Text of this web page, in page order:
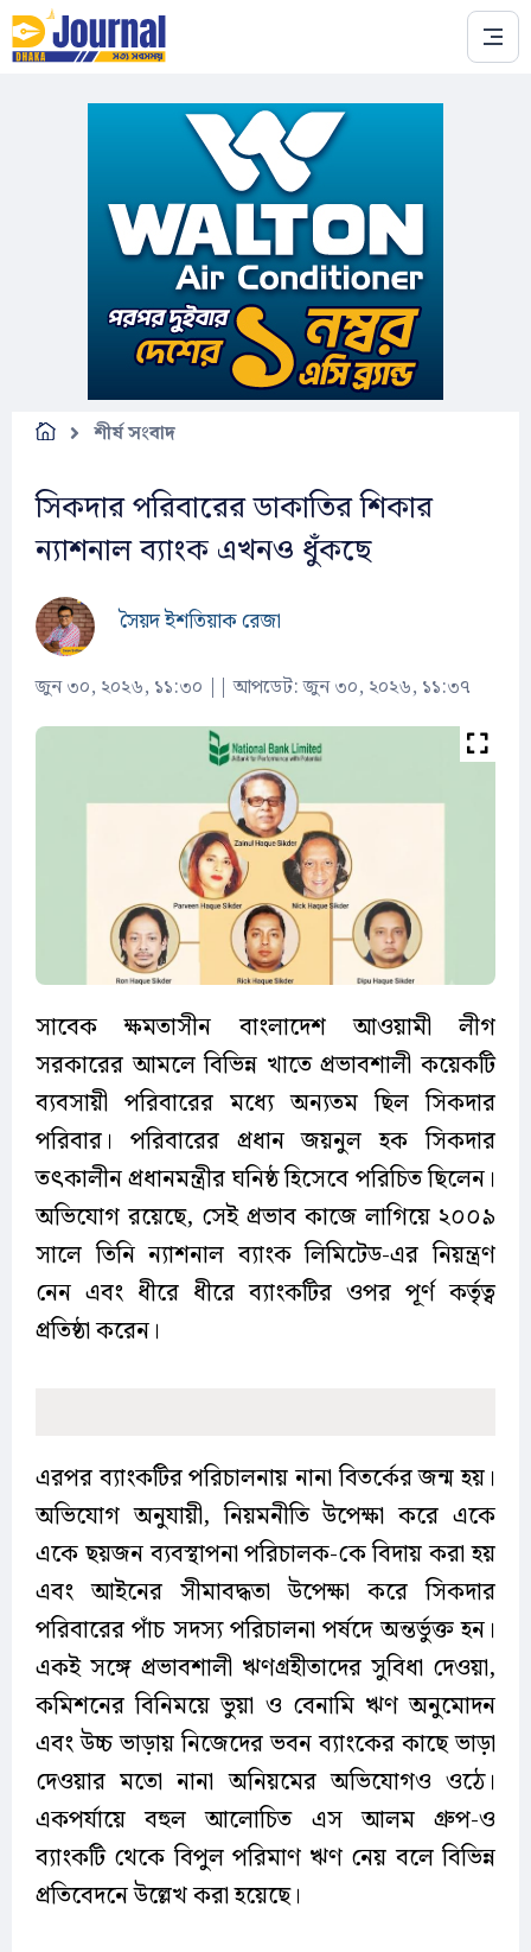
Skip to main content
শীর্ষ সংবাদ
সিকদার পরিবারের ডাকাতির শিকার
ন্যাশনাল ব্যাংক এখনও ধুঁকছে
সৈয়দ ইশতিয়াক রেজা
জুন ৩০, ২০২৬, ১১:৩০ ||আপডেট: জুন ৩০, ২০২৬, ১১:৩৭
সাবেক ক্ষমতাসীন বাংলাদেশ আওয়ামী লীগ
সরকারের আমলে বিভিন্ন খাতে প্রভাবশালী কয়েকটি
ব্যবসায়ী পরিবারের মধ্যে অন্যতম ছিল সিকদার
পরিবার। পরিবারের প্রধান জয়নুল হক সিকদার
তৎকালীন প্রধানমন্ত্রীর ঘনিষ্ঠ হিসেবে পরিচিত ছিলেন।
অভিযোগ রয়েছে, সেই প্রভাব কাজে লাগিয়ে ২০০৯
সালে তিনি ন্যাশনাল ব্যাংক লিমিটেড-এর নিয়ন্ত্রণ
নেন এবং ধীরে ধীরে ব্যাংকটির ওপর পূর্ণ কর্তৃত্ব
প্রতিষ্ঠা করেন।
এরপর ব্যাংকটির পরিচালনায় নানা বিতর্কের জন্ম হয়।
অভিযোগ অনুযায়ী, নিয়মনীতি উপেক্ষা করে একে
একে ছয়জন ব্যবস্থাপনা পরিচালক-কে বিদায় করা হয়
এবং আইনের সীমাবদ্ধতা উপেক্ষা করে সিকদার
পরিবারের পাঁচ সদস্য পরিচালনা পর্ষদে অন্তর্ভুক্ত হন।
একই সঙ্গে প্রভাবশালী ঋণগ্রহীতাদের সুবিধা দেওয়া,
কমিশনের বিনিময়ে ভুয়া ও বেনামি ঋণ অনুমোদন
এবং উচ্চ ভাড়ায় নিজেদের ভবন ব্যাংকের কাছে ভাড়া
দেওয়ার মতো নানা অনিয়মের অভিযোগও ওঠে।
একপর্যায়ে বহুল আলোচিত এস আলম গ্রুপ-ও
ব্যাংকটি থেকে বিপুল পরিমাণ ঋণ নেয় বলে বিভিন্ন
প্রতিবেদনে উল্লেখ করা হয়েছে।